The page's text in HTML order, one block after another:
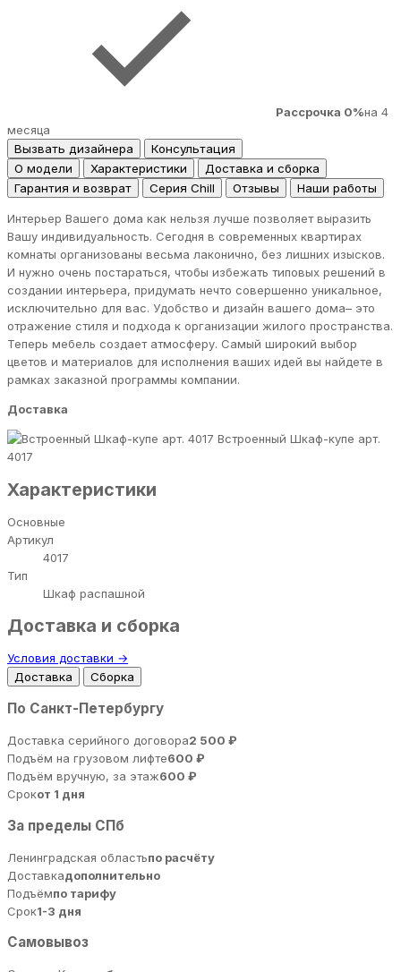
Рассрочка 0%на 4
месяца
Вызвать дизайнера
Консультация
О модели
Характеристики
Доставка и сборка
Гарантия и возврат
Серия Chill Отзывы Наши работы
Интерьер Вашего дома как нельзя лучше позволяет выразить
Вашу индивидуальность. Сегодня в современных квартирах
комнаты организованы весьма лаконично, без лишних изысков.
И нужно очень постараться, чтобы избежать типовых решений в
создании интерьера, придумать нечто совершенно уникальное,
исключительно для вас. Удобство и дизайн вашего дома– это
отражение стиля и подхода к организации жилого пространства.
Теперь мебель создает атмосферу. Самый широкий выбор
цветов и материалов для исполнения ваших идей вы найдете в
рамках заказной программы компании.
Доставка
Встроенный Шкаф-купе арт.
4017
Характеристики
Основные
Артикул
4017
Тип
Шкаф распашной
Доставка и сборка
Условия доставки →
Доставка
Сборка
По Санкт-Петербургу
Доставка серийного договора2 500 ₽
Подъём на грузовом лифте600 ₽
Подъём вручную, за этаж600 ₽
Срокот 1 дня
За пределы СПб
Ленинградская областьпо расчёту
Доставкадополнительно
Подъёмпо тарифу
Срок1-3 дня
Самовывоз